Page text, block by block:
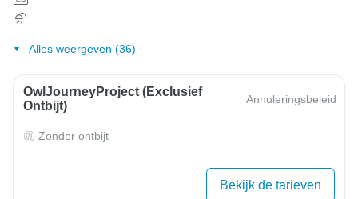
Alles weergeven (36)
OwlJourneyProject (exclusief
Ontbijt)
Annuleringsbeleid
Zonder ontbijt
Bekijk de tarieven